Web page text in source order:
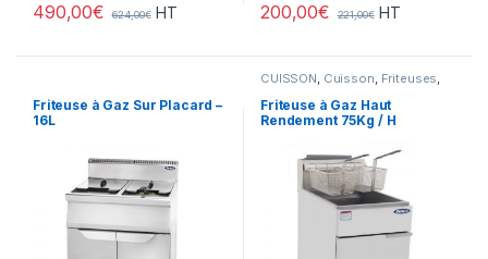
490,00€ 624,00€ HT 200,00€ 221,00€ HT
Friteuse à Gaz Sur Placard –
16L
CUISSON Cuisson Friteuses
Gamme Acces Snack
Snack/Pizza/Sucrée
Friteuse à Gaz Haut
Rendement 75Kg / H